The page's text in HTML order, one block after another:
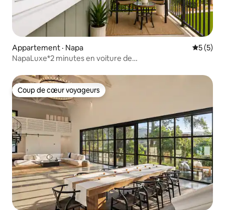
Appartement · Napa Note
5 (5)
NapaLuxe*2 minutes en voiture de
Coup de cœur voyageurs
Coup de cœur voyageurs